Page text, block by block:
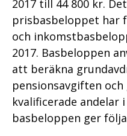
2017 till 44 800 kr.
prisbasbeloppet har
och
2017. Basbeloppen
att beräkna
pensionsavgiften
kvalificerade andelar
basbeloppen ger